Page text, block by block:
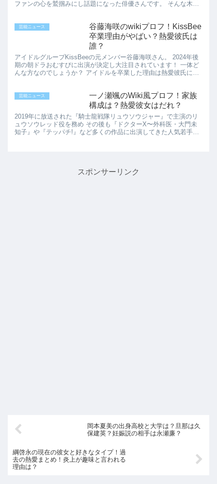
ファンの心を鷲掴みにし話題になった俳優さんです。 そんな木戸
芸能ニュース
谷藤海咲のwikiプロフ！KissBee
卒業理由がやばい？熱愛彼氏は
誰？
アイドルグループKissBeeの元メンバー谷藤海咲さん。 2024年後
期の朝ドラおむすびに出演が決定し大注目されています！ 一体ど
んな方なのでしょうか？ アイドルを卒業した理由は熱愛彼氏につ
芸能ニュース
一ノ瀬颯のWiki風プロフ！家族
構成は？熱愛彼女はだれ？
2019年に放送された『騎士龍戦隊リュウソウジャー』で主演のリ
ュウソウレッド役を務め その後も『ドクターX〜外科医・大門未
知子』や『テッパチ!』など多くの作品に出演してきた人気若手俳
スポンサーリンク
岡本夏美の出身高校と大学は？旦那は久
保建英？妊娠説の相手は永瀬廉？
綱啓永の現在の彼女と好きなタイプ！過
去の熱愛まとめ！炎上が趣味と言われる
理由は？